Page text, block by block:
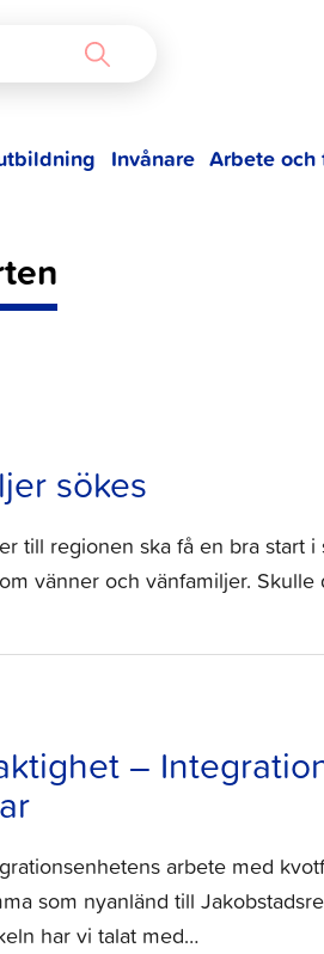
Invånare Arbete och
sökes
till regionen ska få en bra start i
vänner och vänfamiljer. Skulle
–
arbete med
som nyanländ till
har vi talat med…